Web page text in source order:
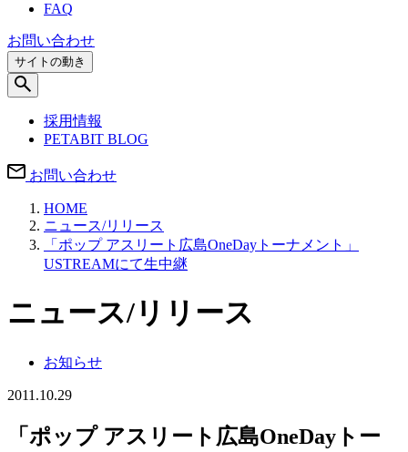
FAQ
お問い合わせ
サイトの動き
採用情報
PETABIT BLOG
お問い合わせ
HOME
ニュース/リリース
「ポップ アスリート広島OneDayトーナメント」
USTREAMにて生中継
ニュース/リリース
お知らせ
2011.10.29
「ポップ アスリート広島OneDayトー